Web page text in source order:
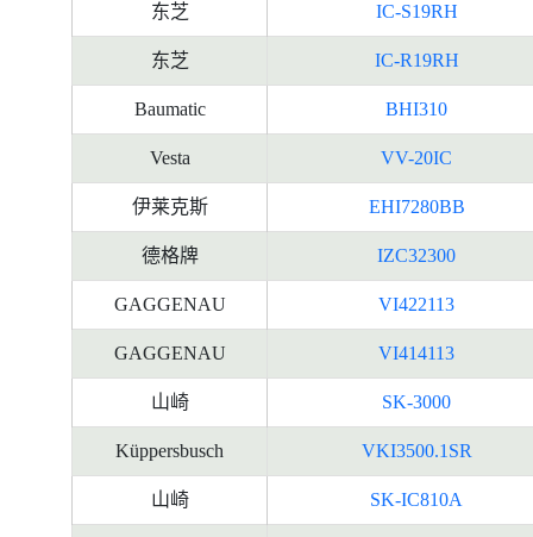
东芝 IC-S19RH
东芝 IC-R19RH
Baumatic BHI310
Vesta VV-20IC
伊莱克斯 EHI7280BB
德格牌 IZC32300
GAGGENAU VI422113
GAGGENAU VI414113
山崎 SK-3000
Küppersbusch VKI3500.1SR
山崎 SK-IC810A